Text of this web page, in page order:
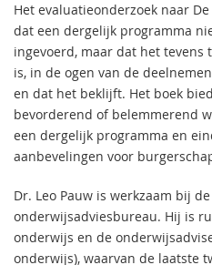
Het evaluatieonderzoek naar
dat een dergelijk programma
ingevoerd, maar dat het
is, in de ogen van de
en dat het beklijft. Het boek
bevorderend of belemmerend
een dergelijk programma en
aanbevelingen voor
Dr. Leo Pauw is werkzaam bij de
onderwijsadviesbureau. Hij is
onderwijs en de
onderwijs), waarvan de laatste